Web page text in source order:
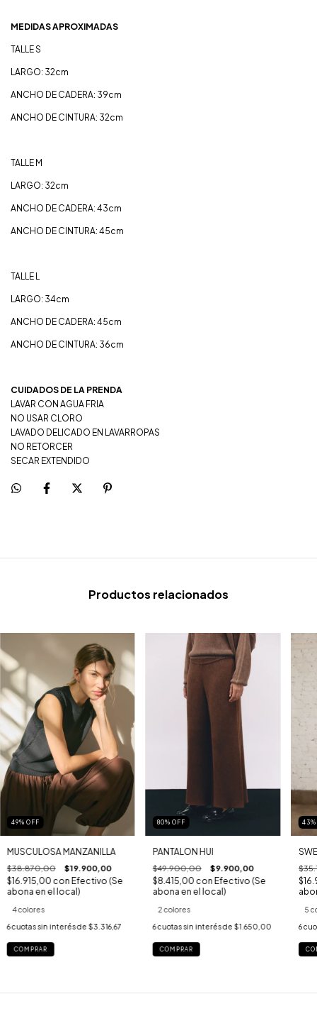
MEDIDAS APROXIMADAS
TALLE S
LARGO: 32cm
ANCHO DE CADERA: 39cm
ANCHO DE CINTURA: 32cm
TALLE M
LARGO: 32cm
ANCHO DE CADERA: 43cm
ANCHO DE CINTURA: 45cm
TALLE L
LARGO: 34cm
ANCHO DE CADERA: 45cm
ANCHO DE CINTURA: 36cm
CUIDADOS DE LA PRENDA
LAVAR CON AGUA FRIA
NO USAR CLORO
LAVADO DELICADO EN LAVARROPAS
NO RETORCER
SECAR EXTENDIDO
Productos relacionados
49% OFF
MUSCULOSA MANZANILLA
$38.870,00 $19.900,00
$16.915,00 con Efectivo (Se
abona en el local)
4 colores
6cuotas sin interés de $3.316,67
COMPRAR
80% OFF
PANTALON HUI
$49.900,00 $9.900,00
$8.415,00 con Efectivo (Se
abona en el local)
2 colores
6cuotas sin interés de $1.650,00
COMPRAR
43
5
6